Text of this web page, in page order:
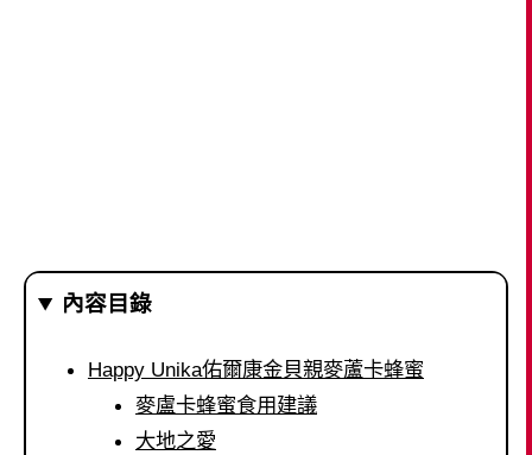
內容目錄
Happy Unika佑爾康金貝親麥蘆卡蜂蜜
麥盧卡蜂蜜食用建議
大地之愛